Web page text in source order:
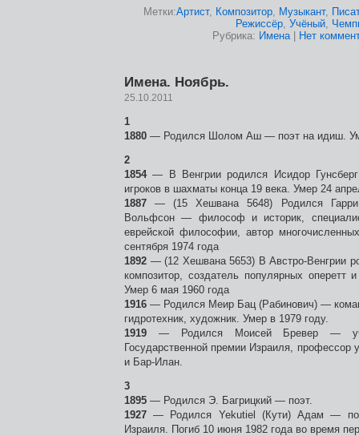
Метки:Артист, Композитор, Музыкант,
Режиссёр, Учёный,
Рубрика: Имена| Нет
Имена. Ноябрь.
25.10.2011
1
1880 — Родился Шолом Аш — поэт на идиш.
2
1854— В Венгрии родился Исидор
игроков в шахматы конца 19 века. Умер 24
1887 — (15 Хешвана 5648) Родился
Вольфсон — философ и историк,
еврейской философии, автор
сентября 1974 года
1892 — (12 Хешвана 5653) В Австро-Венгрии
композитор, создатель популярных
Умер 6 мая 1960 года
1916 — Родился Меир Бац (Рабинович) —
гидротехник, художник. Умер в 1979 году.
1919 — Родился Моисей Бревер —
Государственной премии Израиля, профессор
и Бар-Илан.
3
1895 — Родился Э. Багрицкий — поэт.
1927 — Родился Yekutiel (Кути) Адам —
Израиля. Погиб 10 июня 1982 года во время